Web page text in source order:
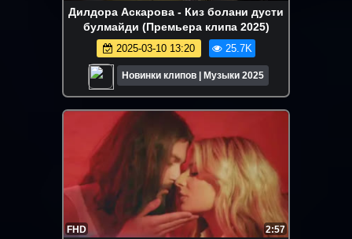
Дилдора Аскарова - Киз болани дусти
булмайди (Премьера клипа 2025)
2025-03-10 13:20 25.7K
Новинки клипов | Музыки 2025
FHD 2:57